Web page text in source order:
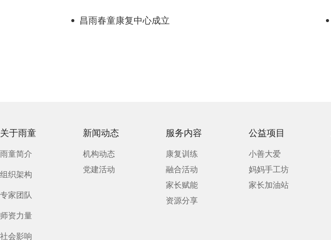
昌雨春童康复中心成立
关于雨童
雨童简介
组织架构
专家团队
师资力量
社会影响
新闻动态
机构动态
党建活动
服务内容
康复训练
融合活动
家长赋能
资源分享
公益项目
小善大爱
妈妈手工坊
家长加油站